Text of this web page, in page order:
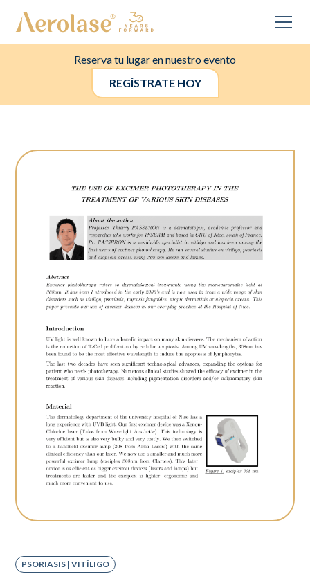
Reserva tu lugar en nuestro evento
REGÍSTRATE HOY
PSORIASIS | VITÍLIGO